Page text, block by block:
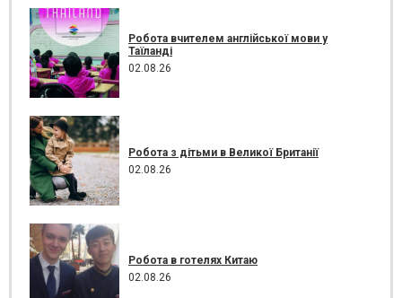
Робота вчителем англійської мови у
Таїланді
02.08.26
Робота з дітьми в Великої Британії
02.08.26
Робота в готелях Китаю
02.08.26